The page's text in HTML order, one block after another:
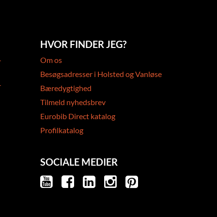
HVOR FINDER JEG?
Om os
Besøgsadresser i Holsted og Vanløse
Bæredygtighed
Tilmeld nyhedsbrev
Eurobib Direct katalog
Profilkatalog
SOCIALE MEDIER